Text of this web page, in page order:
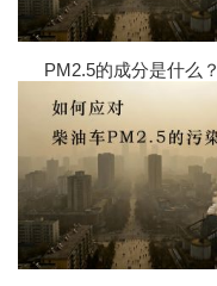
PM2.5的成分是什么？